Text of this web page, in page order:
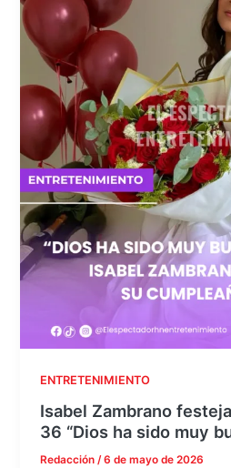
ENTRETENIMIENTO
Isabel Zambrano
36 “Dios ha sido muy
Redacción/6 de mayo de 2026